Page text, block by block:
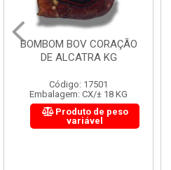
BOMBOM BOV CORAÇÃO
DE ALCATRA KG
Código: 17501
Embalagem: CX/± 18 KG
Produto de peso
variável